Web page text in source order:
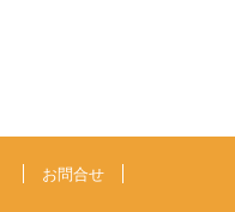
お問合せ